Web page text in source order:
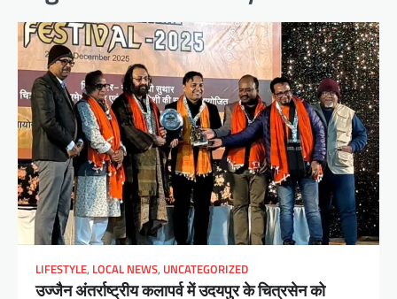
LIFESTYLE, LOCAL NEWS, UNCATEGORIZED
उज्जैन अंतर्राष्ट्रीय कलापर्व में उदयपुर के चित्रसेन को